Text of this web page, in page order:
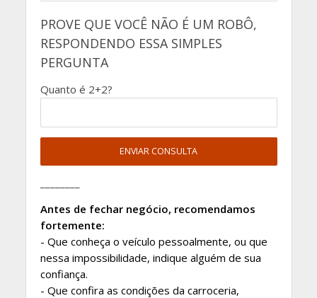
PROVE QUE VOCÊ NÃO É UM ROBÔ,
RESPONDENDO ESSA SIMPLES
PERGUNTA
Quanto é 2+2?
Antes de fechar negócio, recomendamos
fortemente:
- Que conheça o veículo pessoalmente, ou que
nessa impossibilidade, indique alguém de sua
confiança.
- Que confira as condições da carroceria,